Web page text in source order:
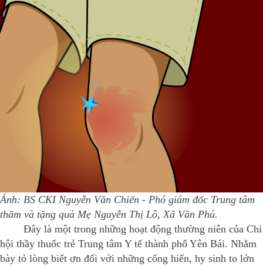
Ảnh: BS CKI Nguyễn Văn Chiến - Phó giám đốc Trung tâm
thăm và tặng quà Mẹ Nguyễn Thị Lô, Xã Văn Phú.
Đây là một trong những hoạt động thường niên của Chi
hội thầy thuốc trẻ Trung tâm Y tế thành phố Yên Bái. Nhằm
bày tỏ lòng biết ơn đối với những cống hiến, hy sinh to lớn